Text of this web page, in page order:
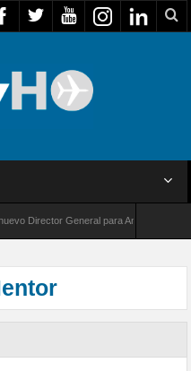
General para América Latina